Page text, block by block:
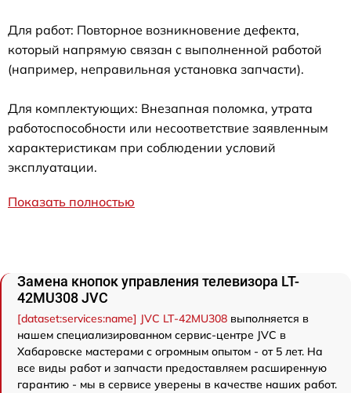
Для работ: Повторное возникновение дефекта,
который напрямую связан с выполненной работой
(например, неправильная установка запчасти).
Для комплектующих: Внезапная поломка, утрата
работоспособности или несоответствие заявленным
характеристикам при соблюдении условий
эксплуатации.
Показать полностью
Замена кнопок управления телевизора LT-
42MU308 JVC
[dataset:services:name] JVC LT-42MU308 выполняется в
нашем специализированном сервис-центре JVC в
Хабаровске мастерами с огромным опытом - от 5 лет. На
все виды работ и запчасти предоставляем расширенную
гарантию - мы в сервисе уверены в качестве наших работ.